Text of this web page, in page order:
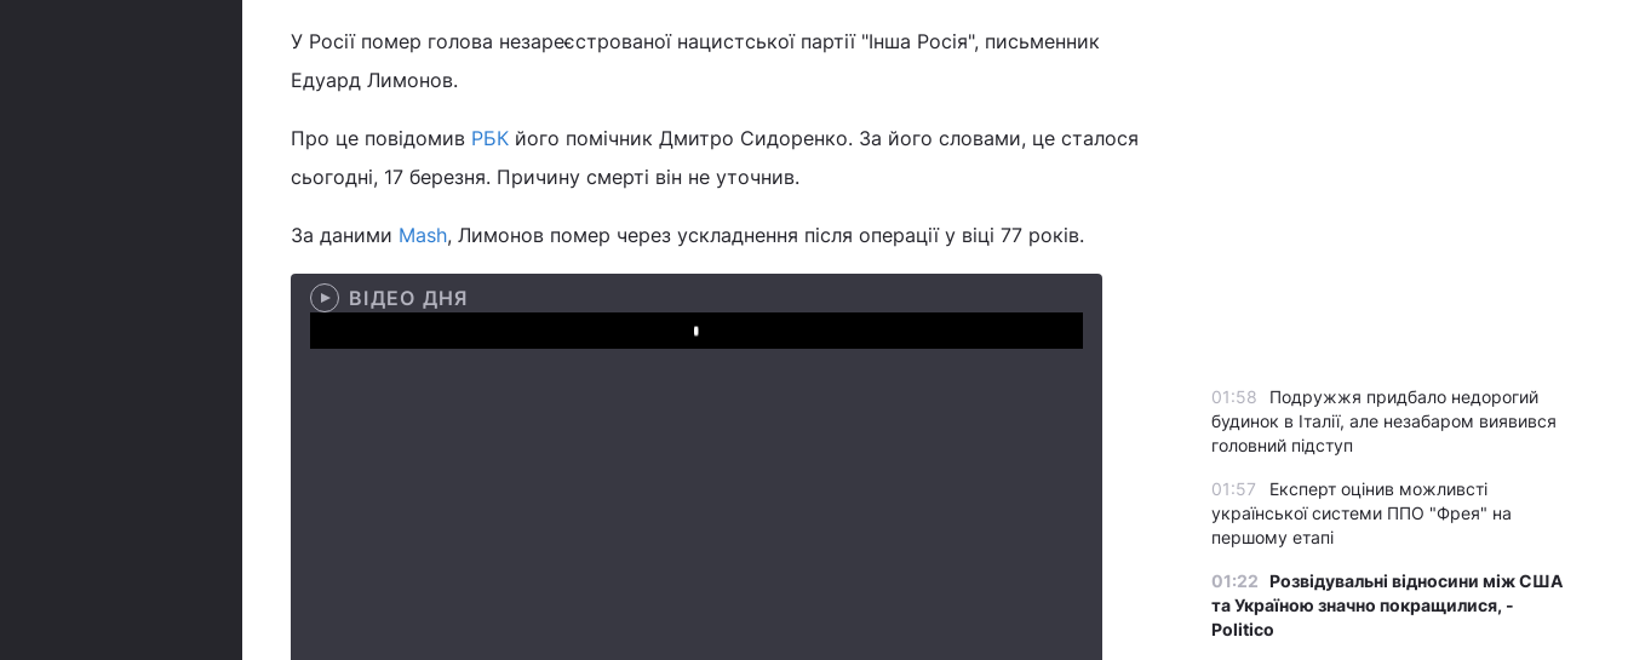
У Росії помер голова незареєстрованої нацистської партії "Інша Росія", письменник
Едуард Лимонов.
Про це повідомив РБК його помічник Дмитро Сидоренко. За його словами, це сталося
сьогодні, 17 березня. Причину смерті він не уточнив.
За даними Mash, Лимонов помер через ускладнення після операції у віці 77 років.
ВІДЕО ДНЯ
Play
01:58
Подружжя придбало недорогий
будинок в Італії, але незабаром виявився
головний підступ
01:57
Експерт оцінив можливсті
української системи ППО "Фрея" на
першому етапі
01:22 Розвідувальні відносини між США
та Україною значно покращилися, -
Politico